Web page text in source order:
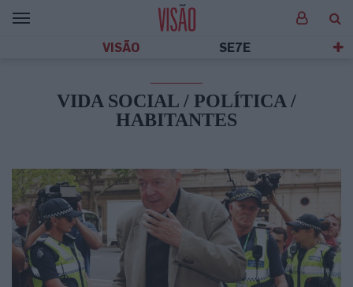
VISÃO SE7E
VIDA SOCIAL / POLÍTICA /
HABITANTES